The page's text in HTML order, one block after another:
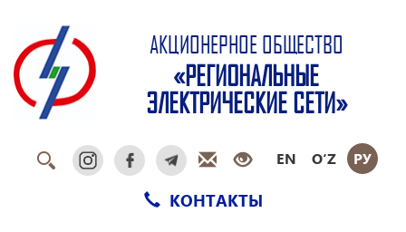
АКЦИОНЕРНОЕ ОБЩЕСТВО
«РЕГИОНАЛЬНЫЕ
ЭЛЕКТРИЧЕСКИЕ СЕТИ»
EN O‘Z РУ
КОНТАКТЫ